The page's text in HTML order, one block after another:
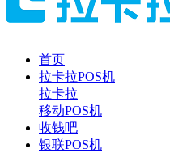
首页
拉卡拉POS机
拉卡拉
移动POS机
收钱吧
银联POS机